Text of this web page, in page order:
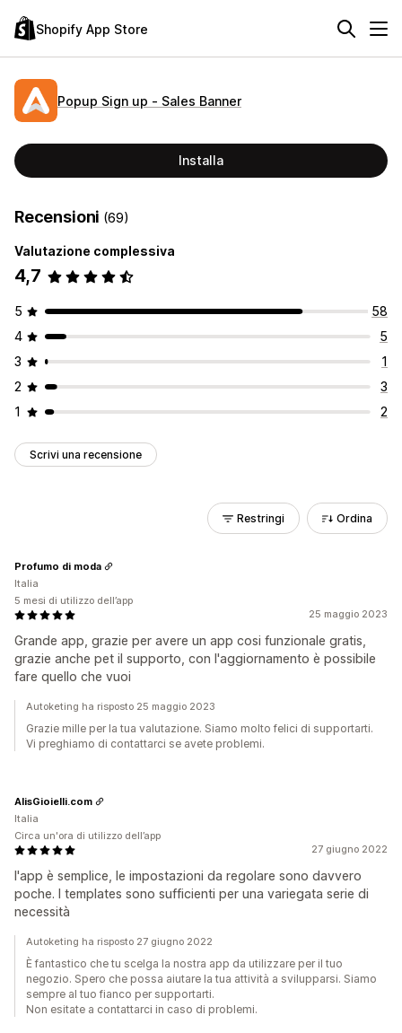
Shopify App Store
Popup Sign up ‑ Sales Banner
Installa
Recensioni (69)
Valutazione complessiva
4,7
5
58
4
5
3
1
2
3
1
2
Scrivi una recensione
Restringi Ordina
25 maggio 2023
Grande app, grazie per avere un app cosi funzionale gratis,
grazie anche pet il supporto, con l'aggiornamento è possibile
fare quello che vuoi
Profumo di moda
Italia
5 mesi di utilizzo dell’app
Autoketing ha risposto 25 maggio 2023
Grazie mille per la tua valutazione. Siamo molto felici di supportarti.
Vi preghiamo di contattarci se avete problemi.
27 giugno 2022
l'app è semplice, le impostazioni da regolare sono davvero
poche. I templates sono sufficienti per una variegata serie di
necessità
AlisGioielli.com
Italia
Circa un'ora di utilizzo dell’app
Autoketing ha risposto 27 giugno 2022
È fantastico che tu scelga la nostra app da utilizzare per il tuo
negozio. Spero che possa aiutare la tua attività a svilupparsi. Siamo
sempre al tuo fianco per supportarti.
Non esitate a contattarci in caso di problemi.